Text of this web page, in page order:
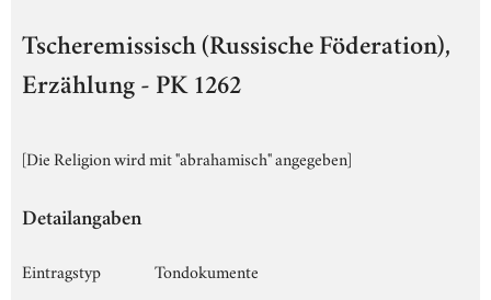
Tscheremissisch (Russische Föderation),
Erzählung - PK 1262
[Die Religion wird mit "abrahamisch" angegeben]
Detailangaben
Eintragstyp
Tondokumente